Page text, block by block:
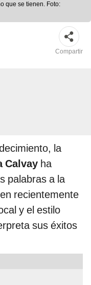
que se tienen. Foto:
Compartir
la
Calvay ha
palabras a la
recientemente
y el estilo
sus éxitos